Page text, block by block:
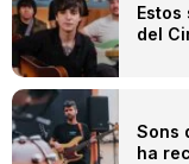
del
Sons
ha